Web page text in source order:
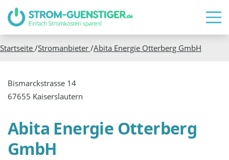
Startseite /Stromanbieter /Abita Energie Otterberg GmbH
Abita Energie Otterberg
GmbH
Bismarckstrasse 14
67655 Kaiserslautern